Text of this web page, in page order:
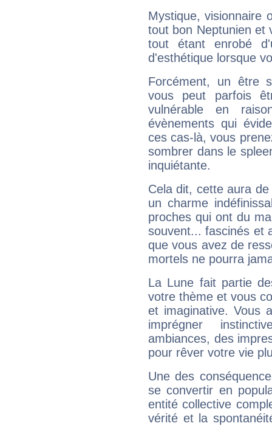
Mystique, visionnaire
tout bon Neptunien et
tout étant enrobé
d'esthétique lorsque
Forcément, un être
vous peut parfois
vulnérable en
évènements qui
ces cas-là, vous
sombrer dans le
inquiétante.
Cela dit, cette aura
un charme
proches qui ont du
souvent... fascinés et
que vous avez de
mortels ne pourra
La Lune fait partie
votre thème et vous
et imaginative. Vous
imprégner
ambiances, des
pour rêver votre vie
Une des
se convertir en
entité collective
vérité et la